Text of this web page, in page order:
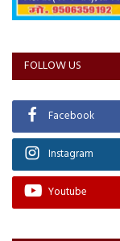
FOLLOW US
Facebook
Instagram
Youtube